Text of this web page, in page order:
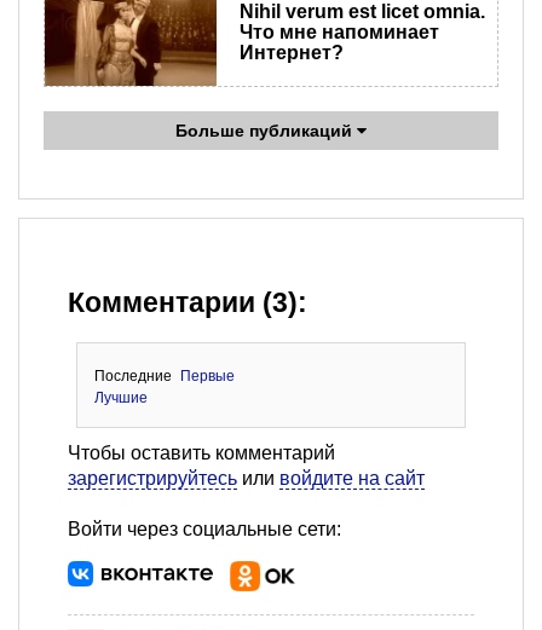
​Nihil verum est licet omnia.
Что мне напоминает
Интернет?
Больше публикаций
Комментарии (3):
Последние
Первые
Лучшие
Чтобы оставить комментарий
зарегистрируйтесь или войдите на сайт
Войти через социальные сети: